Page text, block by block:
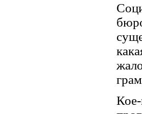
Кое-